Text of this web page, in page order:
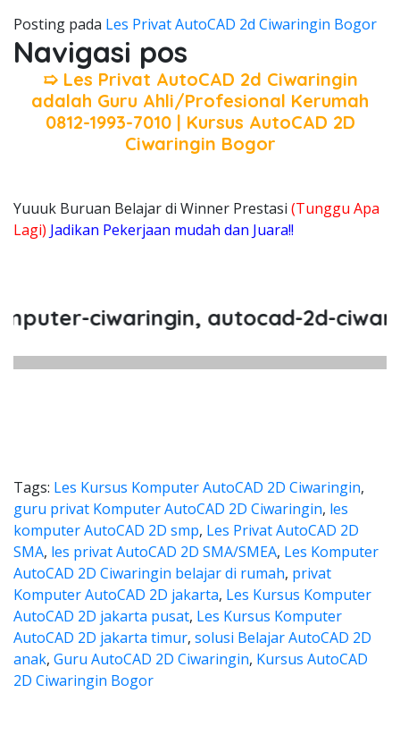
Posting pada Les Privat AutoCAD 2d Ciwaringin Bogor
Navigasi pos
➯ Les Privat AutoCAD 2d Ciwaringin
adalah Guru Ahli/Profesional Kerumah
0812-1993-7010 | Kursus AutoCAD 2D
Ciwaringin Bogor
Yuuuk Buruan Belajar di Winner Prestasi (Tunggu Apa
Lagi) Jadikan Pekerjaan mudah dan Juara!!
ciwaringin, autocad-2d-
Tags: Les Kursus Komputer AutoCAD 2D Ciwaringin,
guru privat Komputer AutoCAD 2D Ciwaringin, les
komputer AutoCAD 2D smp, Les Privat AutoCAD 2D
SMA, les privat AutoCAD 2D SMA/SMEA, Les Komputer
AutoCAD 2D Ciwaringin belajar di rumah, privat
Komputer AutoCAD 2D jakarta, Les Kursus Komputer
AutoCAD 2D jakarta pusat, Les Kursus Komputer
AutoCAD 2D jakarta timur, solusi Belajar AutoCAD 2D
anak, Guru AutoCAD 2D Ciwaringin, Kursus AutoCAD
2D Ciwaringin Bogor